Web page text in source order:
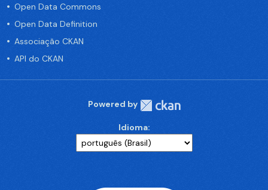
Open Data Commons
Open Data Definition
Associação CKAN
API do CKAN
Powered by
Idioma